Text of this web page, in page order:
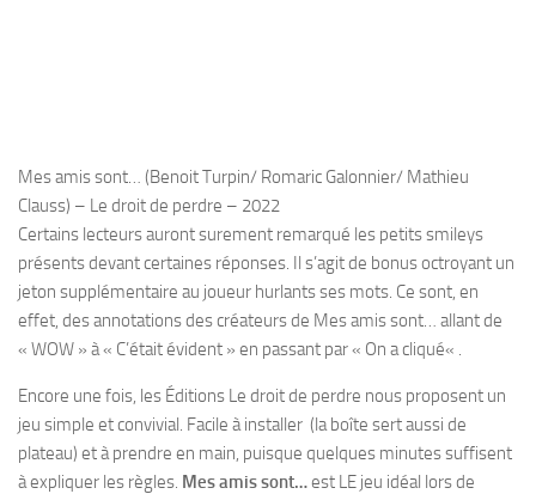
Mes amis sont… (Benoit Turpin/ Romaric Galonnier/ Mathieu
Clauss) – Le droit de perdre – 2022
Certains lecteurs auront surement remarqué les petits smileys
présents devant certaines réponses. Il s’agit de bonus octroyant un
jeton supplémentaire au joueur hurlants ses mots. Ce sont, en
effet, des annotations des créateurs de Mes amis sont… allant de
« WOW » à « C’était évident » en passant par « On a cliqué« .
Encore une fois, les Éditions Le droit de perdre nous proposent un
jeu simple et convivial. Facile à installer (la boîte sert aussi de
plateau) et à prendre en main, puisque quelques minutes suffisent
à expliquer les règles. Mes amis sont…est LE jeu idéal lors de